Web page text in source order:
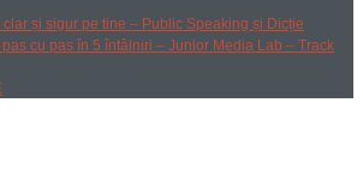
clar și sigur pe tine – Public Speaking și Dicție
pas cu pas în 5 întâlniri – Junior Media Lab – Track